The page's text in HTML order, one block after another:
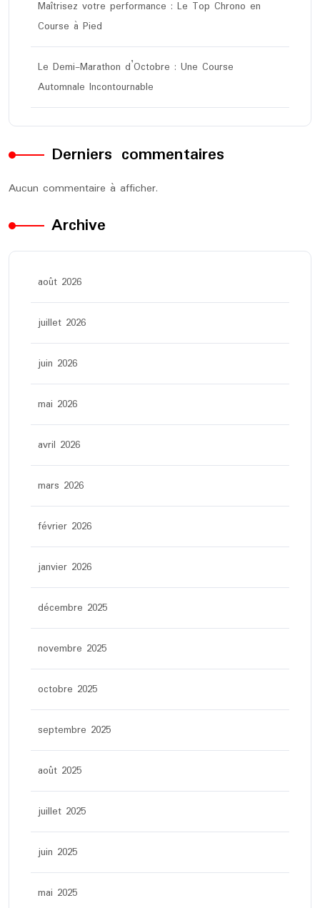
Maîtrisez votre performance : Le Top Chrono en
Course à Pied
Le Demi-Marathon d’Octobre : Une Course
Automnale Incontournable
Derniers commentaires
Aucun commentaire à afficher.
Archive
août 2026
juillet 2026
juin 2026
mai 2026
avril 2026
mars 2026
février 2026
janvier 2026
décembre 2025
novembre 2025
octobre 2025
septembre 2025
août 2025
juillet 2025
juin 2025
mai 2025